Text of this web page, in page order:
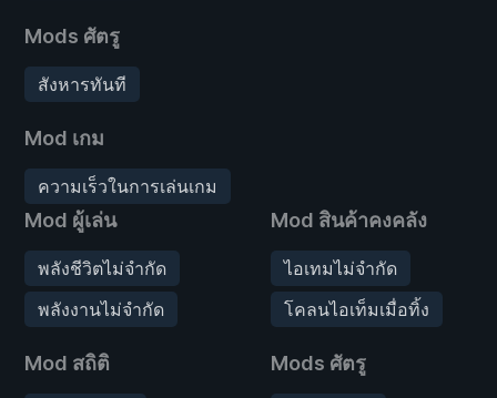
Mods ศัตรู
สังหารทันที
Mod เกม
ความเร็วในการเล่นเกม
Mod ผู้เล่น
พลังชีวิตไม่จำกัด
พลังงานไม่จำกัด
Mod สถิติ
Mod สินค้าคงคลัง
ไอเทมไม่จำกัด
โคลนไอเท็มเมื่อทิ้ง
Mods ศัตรู